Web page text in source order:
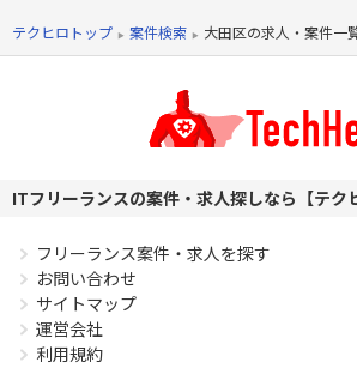
テクヒロトップ 案件検索 大田区の求人・案件一
ITフリーランスの案件・求人探しなら【テ
フリーランス案件・求人を探す
お問い合わせ
サイトマップ
運営会社
利用規約